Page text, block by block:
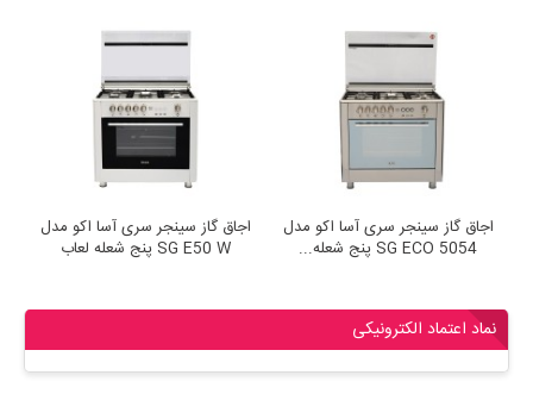
اجاق گاز سینجر سری آسا اکو مدل
SG E50 W پنج شعله لعاب
اجاق گاز سینجر سری آسا اکو مدل
SG ECO 5054 پنج شعله...
نماد اعتماد الکترونیکی